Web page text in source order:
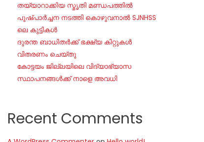
തയ്യാറാക്കിയ സ്മൃതി മണ്ഡപത്തിൽ
പുഷ്പാർച്ചന നടത്തി കൊഴുവനാൽ SJNHSS
ലെ കുട്ടികൾ
ദുരന്ത ബാധിതർക്ക് ഭക്ഷ്യ കിറ്റുകൾ
വിതരണം ചെയ്തു
കോട്ടയം ജില്ലയിലെ വിദ്യാഭ്യാസ
സ്ഥാപനങ്ങൾക്ക് നാളെ അവധി
Recent Comments